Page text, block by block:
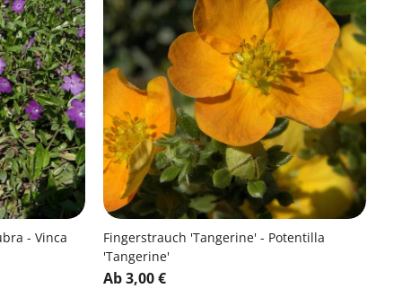
- Vinca
Fingerstrauch 'Tangerine' - Potentilla
'Tangerine'
Ab 3,00 €